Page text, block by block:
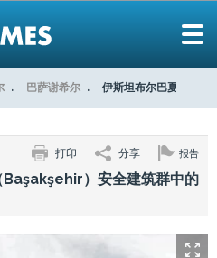
巴萨谢希尔 伊斯坦布尔巴夏克谢
报告
分享
打印
Başakşehir）安全建筑群中的